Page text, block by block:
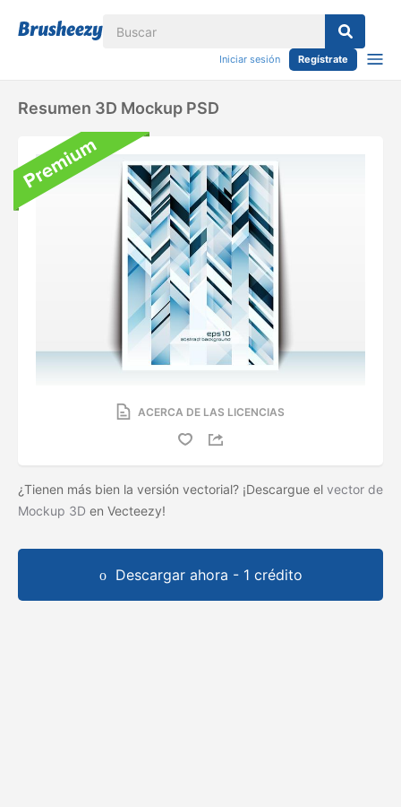
Iniciar sesión Regístrate
Resumen 3D Mockup PSD
ACERCA DE LAS LICENCIAS
¿Tienen más bien la versión vectorial? ¡Descargue el vector de
Mockup 3D en Vecteezy!
Descargar ahora - 1 crédito